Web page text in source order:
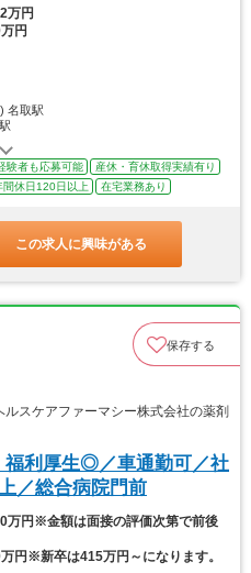
万円
円
名取駅
験者も応募可能
産休・育休取得実績有り
間休日120日以上 在宅業務あり
この求人に興味がある
保存する
スケアファーマシー株式会社の薬剤
福利厚生◎／車通勤可／社
／総合病院門前
万円※金額は面接の評価次第で前後
円※新卒は415万円～になります。